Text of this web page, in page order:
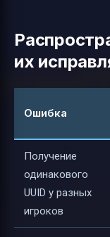
их
Ошибка
Получение
одинакового
UUID у разных
игроков